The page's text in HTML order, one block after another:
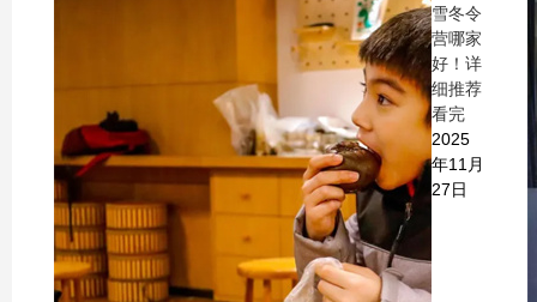
雪冬令
营哪家
好！详
细推荐
看完
2025
年11月
27日